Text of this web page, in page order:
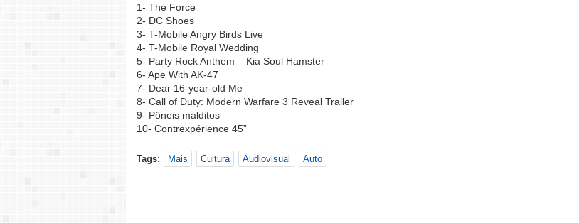
1- The Force
2- DC Shoes
3- T-Mobile Angry Birds Live
4- T-Mobile Royal Wedding
5- Party Rock Anthem – Kia Soul Hamster
6- Ape With AK-47
7- Dear 16-year-old Me
8- Call of Duty: Modern Warfare 3 Reveal Trailer
9- Pôneis malditos
10- Contrexpérience 45”
Tags: Mais Cultura Audiovisual Auto